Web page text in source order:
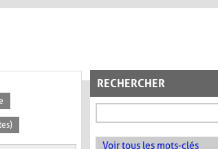
RECHERCHER
Voir tous les mots-clés